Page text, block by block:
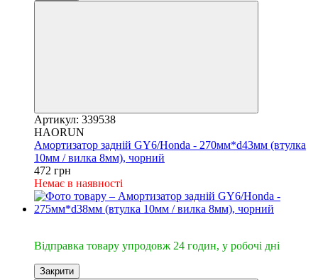
Артикул: 339538
HAORUN
Амортизатор задній GY6/Honda - 270мм*d43мм (втулка
10мм / вилка 8мм), чорний
472 грн
Немає в наявності
Відправка товару упродовж 24 годин, у робочі дні
Закрити